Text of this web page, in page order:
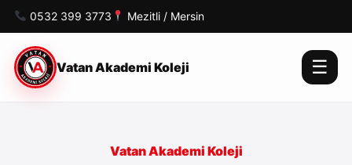
0532 399 3773 Mezitli / Mersin
Vatan Akademi Koleji ☰
Vatan Akademi Koleji